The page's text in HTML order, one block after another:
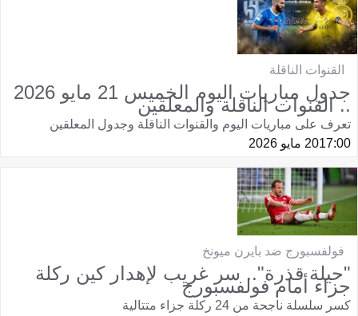
القنوات الناقلة
جدول مباريات اليوم الخميس 21 مايو 2026
.. القنوات الناقلة والمعلقين
تعرف على مباريات اليوم والقنوات الناقلة وجدول المعلقين
17:0020 مايو 2026
فولفسبورج ضد بايرن ميونخ
"حيلة قذرة".. سر غريب لإهدار كين ركلة
جزاء أمام فولفسبورج
كسر سلسلة ناجحة من 24 ركلة جزاء متتالية